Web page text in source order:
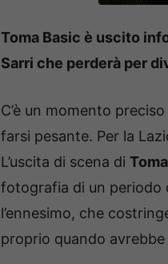
Toma Basic è uscito
Sarri che perderà per
C’è un momento
farsi pesante. Per la
L’uscita di scena di
fotografia di un periodo
l’ennesimo, che
proprio quando